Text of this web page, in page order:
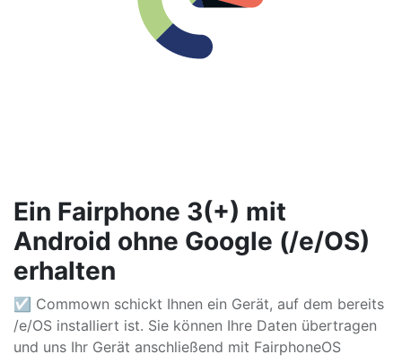
Ein Fairphone 3(+) mit
Android ohne Google (/e/OS)
erhalten
☑ Commown schickt Ihnen ein Gerät, auf dem bereits
/e/OS installiert ist. Sie können Ihre Daten übertragen
und uns Ihr Gerät anschließend mit FairphoneOS